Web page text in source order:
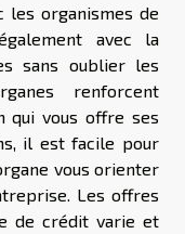
les organismes de
avec la
sans oublier les
renforcent
qui vous offre ses
il est facile pour
vous orienter
Les offres
de crédit varie et